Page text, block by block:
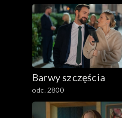
Barwy szczęścia
odc. 2800